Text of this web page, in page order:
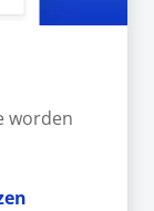
worden